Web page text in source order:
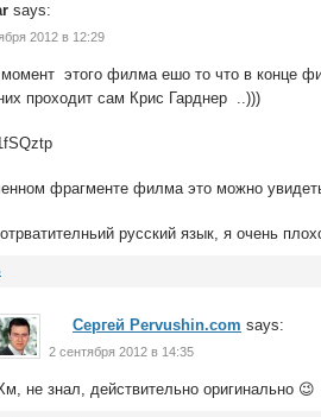
says:
2012 в 12:29
момент этого филма ешо то что в конце
проходит сам Крис Гарднер ..)))
фрагменте филма это можно
русский язык, я очень
Сергей Pervushin.com says:
2 сентября 2012 в 14:35
не знал, действительно оригинально 😉